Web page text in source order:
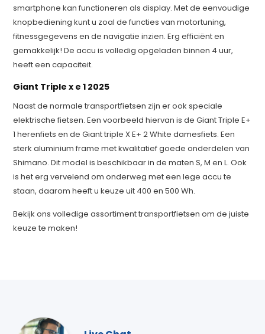
smartphone kan functioneren als display. Met de eenvoudige
knopbediening kunt u zoal de functies van motortuning,
fitnessgegevens en de navigatie inzien. Erg efficiënt en
gemakkelijk! De accu is volledig opgeladen binnen 4 uur,
heeft een capaciteit.
Giant Triple x e 1 2025
Naast de normale transportfietsen zijn er ook speciale
elektrische fietsen. Een voorbeeld hiervan is de Giant Triple E+
1 herenfiets en de Giant triple X E+ 2 White damesfiets. Een
sterk aluminium frame met kwalitatief goede onderdelen van
Shimano. Dit model is beschikbaar in de maten S, M en L. Ook
is het erg vervelend om onderweg met een lege accu te
staan, daarom heeft u keuze uit 400 en 500 Wh.
Bekijk ons volledige assortiment transportfietsen om de juiste
keuze te maken!